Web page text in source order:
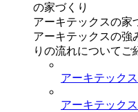
の家づくり
アーキテックスの家
アーキテックスの強
りの流れについてご
アーキテック
アーキテック